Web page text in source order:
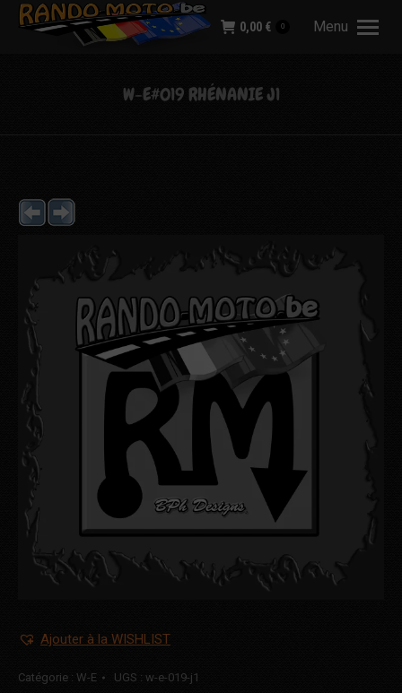
Menu
0,00 € 0
W-E#019 RHÉNANIE J1
Ajouter à la WISHLIST
Catégorie : W-E UGS : w-e-019-j1